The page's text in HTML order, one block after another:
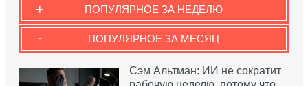
ПОПУЛЯРНОЕ ЗА НЕДЕЛЮ
+
ПОПУЛЯРНОЕ ЗА МЕСЯЦ
-
Сэм Альтман: ИИ не сократит